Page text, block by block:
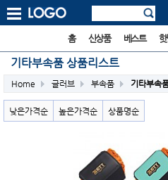
홈 신상품 베스트 핫
기타부속품 상품리스트
Home 글러브 부속품 기타부속
낮은가격순 높은가격순 상품명순